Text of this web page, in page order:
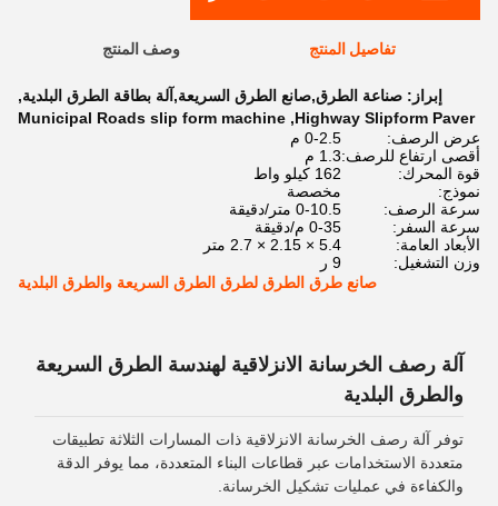
تفاصيل المنتج وصف المنتج
إبراز: صناعة الطرق,صانع الطرق السريعة,آلة بطاقة الطرق البلدية,
Highway Slipform Paver
,
Municipal Roads slip form machine
عرض الرصف:
0-2.5 م
أقصى ارتفاع للرصف:1.3 م
قوة المحرك:
162 كيلو واط
نموذج:
مخصصة
سرعة الرصف:
0-10.5 متر/دقيقة
سرعة السفر:
0-35 م/دقيقة
الأبعاد العامة:
5.4 × 2.15 × 2.7 متر
وزن التشغيل:
9 ر
صانع طرق الطرق لطرق الطرق السريعة والطرق البلدية
آلة رصف الخرسانة الانزلاقية لهندسة الطرق السريعة
والطرق البلدية
توفر آلة رصف الخرسانة الانزلاقية ذات المسارات الثلاثة تطبيقات
متعددة الاستخدامات عبر قطاعات البناء المتعددة، مما يوفر الدقة
والكفاءة في عمليات تشكيل الخرسانة.